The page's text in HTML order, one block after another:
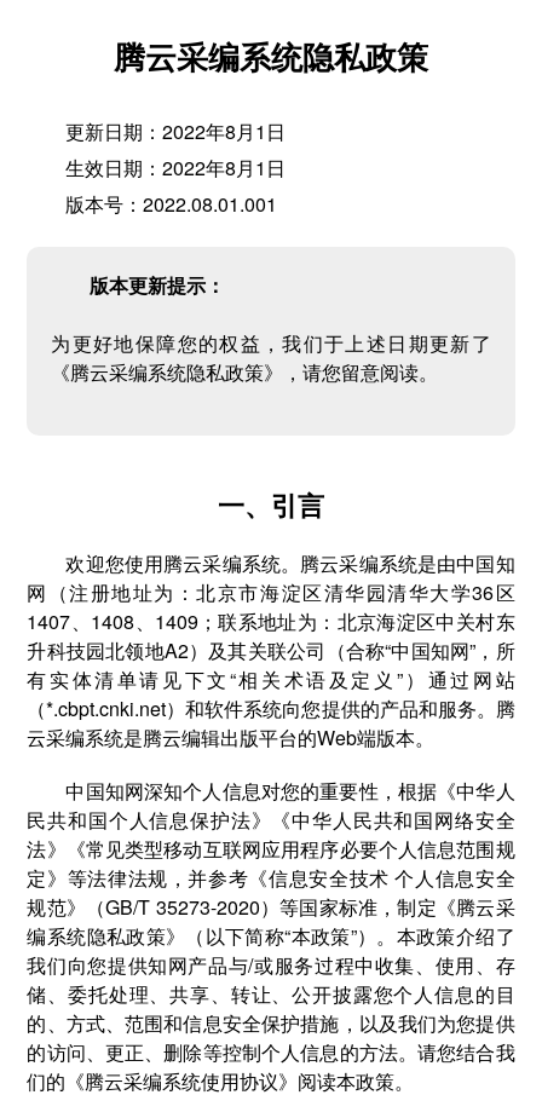
腾云采编系统隐私政策
更新日期：2022年8月1日
生效日期：2022年8月1日
版本号：2022.08.01.001
版本更新提示：
为更好地保障您的权益，我们于上述日期更新了
《腾云采编系统隐私政策》，请您留意阅读。
一、引言
欢迎您使用腾云采编系统。腾云采编系统是由中国知
网（注册地址为：北京市海淀区清华园清华大学36区
1407、1408、1409；联系地址为：北京海淀区中关村东
升科技园北领地A2）及其关联公司（合称“中国知网”，所
有实体清单请见下文“相关术语及定义”）通过网站
（*.cbpt.cnki.net）和软件系统向您提供的产品和服务。腾
云采编系统是腾云编辑出版平台的Web端版本。
中国知网深知个人信息对您的重要性，根据《中华人
民共和国个人信息保护法》《中华人民共和国网络安全
法》《常见类型移动互联网应用程序必要个人信息范围规
定》等法律法规，并参考《信息安全技术 个人信息安全
规范》（GB/T 35273-2020）等国家标准，制定《腾云采
编系统隐私政策》（以下简称“本政策”）。本政策介绍了
我们向您提供知网产品与/或服务过程中收集、使用、存
储、委托处理、共享、转让、公开披露您个人信息的目
的、方式、范围和信息安全保护措施，以及我们为您提供
的访问、更正、删除等控制个人信息的方法。请您结合我
们的《腾云采编系统使用协议》阅读本政策。